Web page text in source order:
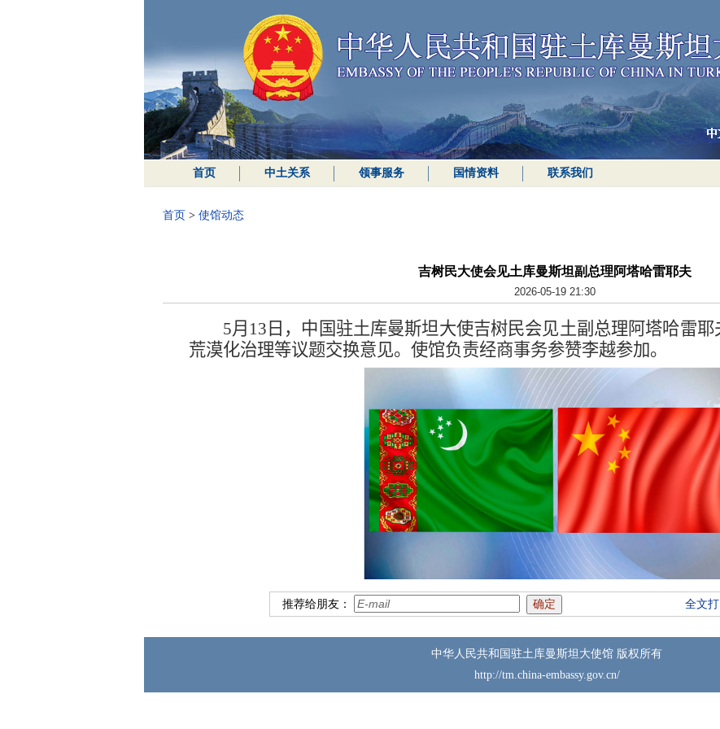
首页 中土关系 领事服务 国情资料 联系我们
首页 > 使馆动态
​吉树民大使会见土库曼斯坦副总理阿塔哈雷耶夫
2026-05-19 21:30
5月 13 日，中国驻土库曼斯坦大使吉树民会见土副总理阿塔哈雷耶
荒漠化治理等议题交换意见。 使馆负责经商事务参赞李越参加。
推荐给朋友： 全文
中华人民共和国驻土库曼斯坦大使馆 版权所有
http://tm.china-embassy.gov.cn/